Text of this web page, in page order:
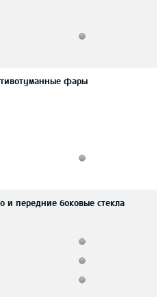
фары
и передние боковые стекла